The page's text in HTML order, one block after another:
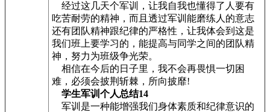
经过这几天个军训，让我自我也懂得了人要有
吃苦耐劳的精神，而且透过军训能磨练人的意志
还有团队精神跟纪律的严格性，让我体会到这是
我们班上要学习的，能提高与同学之间的团队精
神，努力为班级争光荣。
相信在今后的日子里，我不会再畏惧一切困
难，必须会披荆斩棘，所向披靡!
学生军训个人总结14
军训是一种能增强我们身体素质和纪律意识的